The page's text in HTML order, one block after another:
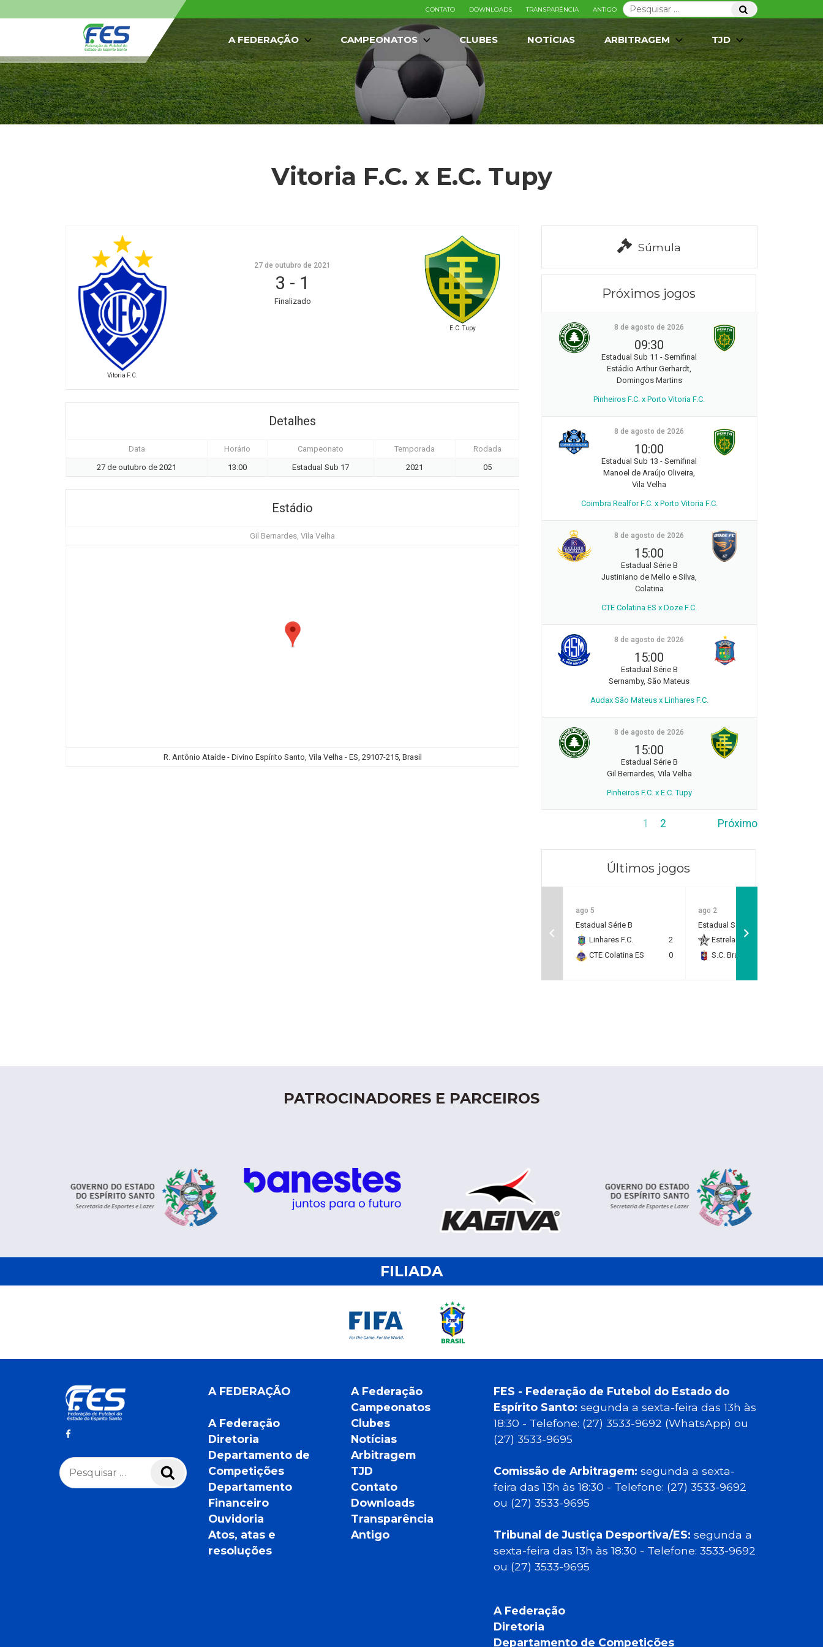
Pesquisar
por:
Pesquisar
CONTATO DOWNLOADS TRANSPARÊNCIA ANTIGO
A FEDERAÇÃO CAMPEONATOS CLUBES NOTÍCIAS ARBITRAGEM TJD
Vitoria F.C. x E.C. Tupy
Vitoria F.C.
E.C. Tupy
27 de outubro de 2021
3 - 1
Finalizado
Detalhes
Data Horário Campeonato Temporada
Rodada
27 de outubro de 2021
13:00 Estadual Sub 17 2021 05
Estádio
Gil Bernardes, Vila Velha
R. Antônio Ataíde - Divino Espírito Santo, Vila Velha - ES, 29107-215, Brasil
Súmula
Próximos jogos
8 de agosto de 2026
09:30
Estadual Sub 11 - Semifinal
Estádio Arthur Gerhardt,
Domingos Martins
Pinheiros F.C. x Porto Vitoria F.C.
8 de agosto de 2026
10:00
Estadual Sub 13 - Semifinal
Manoel de Araújo Oliveira,
Vila Velha
Coimbra Realfor F.C. x Porto Vitoria F.C.
8 de agosto de 2026
15:00
Estadual Série B
Justiniano de Mello e Silva,
Colatina
CTE Colatina ES x Doze F.C.
8 de agosto de 2026
15:00
Estadual Série B
Sernamby, São Mateus
Audax São Mateus x Linhares F.C.
8 de agosto de 2026
15:00
Estadual Série B
Gil Bernardes, Vila Velha
Pinheiros F.C. x E.C. Tupy
1 2 Próximo
Últimos jogos
ago 5
Estadual Série B
Linhares F.C.
2
CTE Colatina ES
0
ago 2
Estadual Série B
Estrela do Norte F.C.
S.C. Brasil Capixaba
PATROCINADORES E PARCEIROS
FILIADA
Pesquisar
por:
Pesquisar
A FEDERAÇÃO
A Federação
Diretoria
Departamento de
Competições
Departamento
Financeiro
Ouvidoria
Atos, atas e
resoluções
A Federação
Campeonatos
Clubes
Notícias
Arbitragem
TJD
Contato
Downloads
Transparência
Antigo
FES - Federação de Futebol do Estado do
Espírito Santo: segunda a sexta-feira das 13h às
18:30 - Telefone: (27) 3533-9692 (WhatsApp) ou
(27) 3533-9695
Comissão de Arbitragem: segunda a sexta-
feira das 13h às 18:30 - Telefone: (27) 3533-9692
ou (27) 3533-9695
Tribunal de Justiça Desportiva/ES: segunda a
sexta-feira das 13h às 18:30 - Telefone: 3533-9692
ou (27) 3533-9695
A Federação
Diretoria
Departamento de Competições